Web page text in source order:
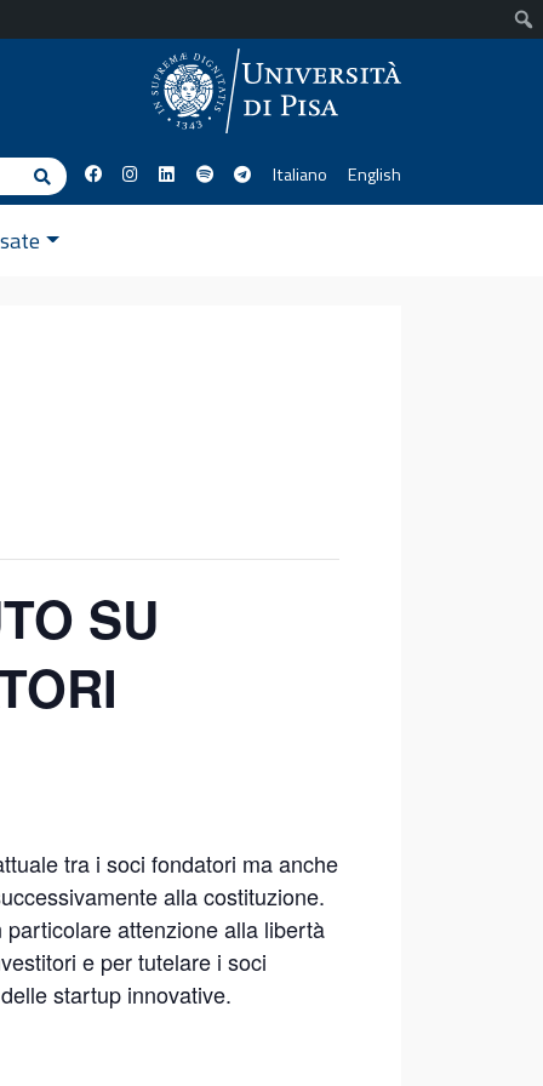
Cerca Italiano English
SU
tra i soci fondatori ma anche
alla costituzione.
attenzione alla libertà
e per tutelare i soci
startup innovative.